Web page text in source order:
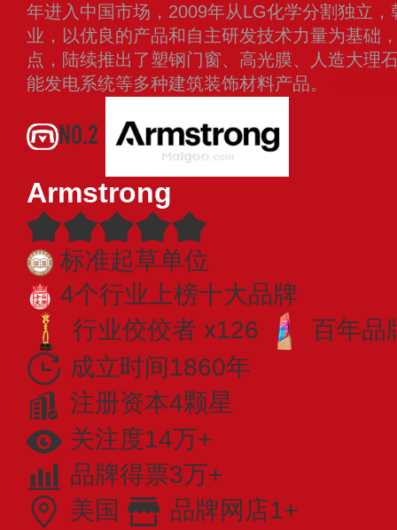
年进入中国市场，2009年从LG化学分割独立
业，以优良的产品和自主研发技术力量为基础
点，陆续推出了塑钢门窗、高光膜、人造大理
能发电系统等多种建筑装饰材料产品。
NO.2
Armstrong
标准起草单位
4个行业上榜十大品牌
行业佼佼者 x126
百年品
成立时间1860年
注册资本4颗星
关注度14万+
品牌得票3万+
美国
品牌网店1+